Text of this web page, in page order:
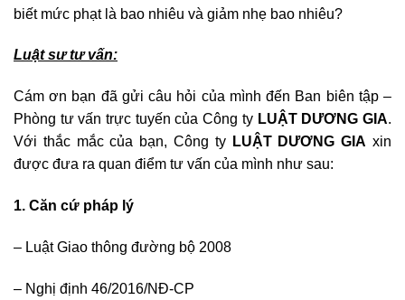
biết mức phạt là bao nhiêu và giảm nhẹ bao nhiêu?
Luật sư tư vấn:
Cám ơn bạn đã gửi câu hỏi của mình đến Ban biên tập –
Phòng tư vấn trực tuyến của Công ty LUẬT DƯƠNG GIA.
Với thắc mắc của bạn, Công ty LUẬT DƯƠNG GIA xin
được đưa ra quan điểm tư vấn của mình như sau:
1. Căn cứ pháp lý
– Luật Giao thông đường bộ 2008
– Nghị định 46/2016/NĐ-CP